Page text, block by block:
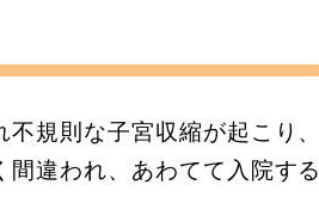
規則な子宮収縮が起こり、
違われ、あわてて入院する